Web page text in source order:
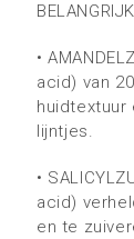
• A
acid) van
lijntjes.
•
acid)
en te